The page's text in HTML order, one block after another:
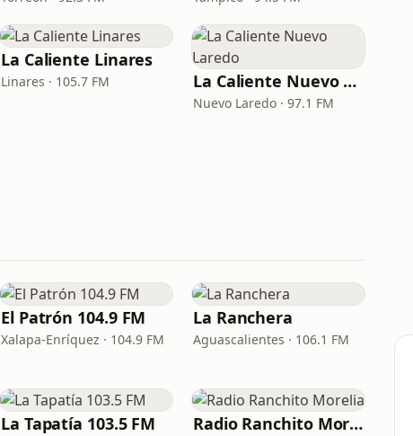
La Caliente Linares
Linares · 105.7 FM La Caliente Nuevo Laredo
Nuevo Laredo · 97.1 FM
El Patrón 104.9 FM
Xalapa-Enríquez · 104.9 FM
La Ranchera
Aguascalientes · 106.1 FM
La Tapatía 103.5 FM Radio Ranchito Morelia